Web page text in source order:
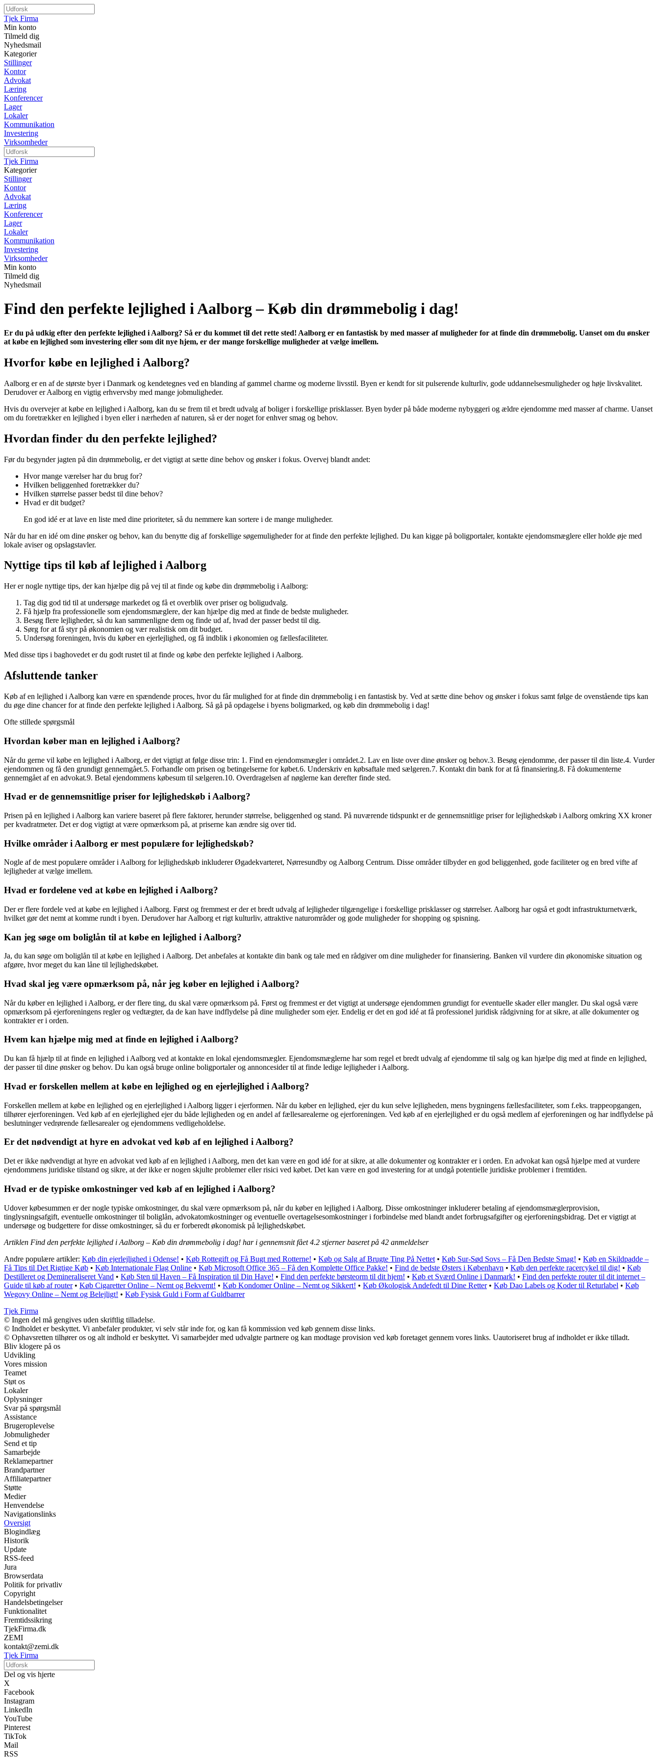
Tjek Firma
Min konto
Tilmeld dig
Nyhedsmail
Kategorier
Stillinger
Kontor
Advokat
Læring
Konferencer
Lager
Lokaler
Kommunikation
Investering
Virksomheder
Tjek Firma
Kategorier
Stillinger
Kontor
Advokat
Læring
Konferencer
Lager
Lokaler
Kommunikation
Investering
Virksomheder
Min konto
Tilmeld dig
Nyhedsmail
Find den perfekte lejlighed i Aalborg – Køb din drømmebolig i dag!
Er du på udkig efter den perfekte lejlighed i Aalborg? Så er du kommet til det rette sted! Aalborg er en fantastisk by med masser af muligheder for at finde din drømmebolig. Uanset om du ønsker
at købe en lejlighed som investering eller som dit nye hjem, er der mange forskellige muligheder at vælge imellem.
Hvorfor købe en lejlighed i Aalborg?
Aalborg er en af de største byer i Danmark og kendetegnes ved en blanding af gammel charme og moderne livsstil. Byen er kendt for sit pulserende kulturliv, gode uddannelsesmuligheder og høje livskvalitet.
Derudover er Aalborg en vigtig erhvervsby med mange jobmuligheder.
Hvis du overvejer at købe en lejlighed i Aalborg, kan du se frem til et bredt udvalg af boliger i forskellige prisklasser. Byen byder på både moderne nybyggeri og ældre ejendomme med masser af charme. Uanset
om du foretrækker en lejlighed i byen eller i nærheden af naturen, så er der noget for enhver smag og behov.
Hvordan finder du den perfekte lejlighed?
Før du begynder jagten på din drømmebolig, er det vigtigt at sætte dine behov og ønsker i fokus. Overvej blandt andet:
Hvor mange værelser har du brug for?
Hvilken beliggenhed foretrækker du?
Hvilken størrelse passer bedst til dine behov?
Hvad er dit budget?
En god idé er at lave en liste med dine prioriteter, så du nemmere kan sortere i de mange muligheder.
Når du har en idé om dine ønsker og behov, kan du benytte dig af forskellige søgemuligheder for at finde den perfekte lejlighed. Du kan kigge på boligportaler, kontakte ejendomsmæglere eller holde øje med
lokale aviser og opslagstavler.
Nyttige tips til køb af lejlighed i Aalborg
Her er nogle nyttige tips, der kan hjælpe dig på vej til at finde og købe din drømmebolig i Aalborg:
Tag dig god tid til at undersøge markedet og få et overblik over priser og boligudvalg.
Få hjælp fra professionelle som ejendomsmæglere, der kan hjælpe dig med at finde de bedste muligheder.
Besøg flere lejligheder, så du kan sammenligne dem og finde ud af, hvad der passer bedst til dig.
Sørg for at få styr på økonomien og vær realistisk om dit budget.
Undersøg foreningen, hvis du køber en ejerlejlighed, og få indblik i økonomien og fællesfaciliteter.
Med disse tips i baghovedet er du godt rustet til at finde og købe den perfekte lejlighed i Aalborg.
Afsluttende tanker
Køb af en lejlighed i Aalborg kan være en spændende proces, hvor du får mulighed for at finde din drømmebolig i en fantastisk by. Ved at sætte dine behov og ønsker i fokus samt følge de ovenstående tips kan
du øge dine chancer for at finde den perfekte lejlighed i Aalborg. Så gå på opdagelse i byens boligmarked, og køb din drømmebolig i dag!
Ofte stillede spørgsmål
Hvordan køber man en lejlighed i Aalborg?
Når du gerne vil købe en lejlighed i Aalborg, er det vigtigt at følge disse trin: 1. Find en ejendomsmægler i området.2. Lav en liste over dine ønsker og behov.3. Besøg ejendomme, der passer til din liste.4. Vurder
ejendommen og få den grundigt gennemgået.5. Forhandle om prisen og betingelserne for købet.6. Underskriv en købsaftale med sælgeren.7. Kontakt din bank for at få finansiering.8. Få dokumenterne
gennemgået af en advokat.9. Betal ejendommens købesum til sælgeren.10. Overdragelsen af nøglerne kan derefter finde sted.
Hvad er de gennemsnitlige priser for lejlighedskøb i Aalborg?
Prisen på en lejlighed i Aalborg kan variere baseret på flere faktorer, herunder størrelse, beliggenhed og stand. På nuværende tidspunkt er de gennemsnitlige priser for lejlighedskøb i Aalborg omkring XX kroner
per kvadratmeter. Det er dog vigtigt at være opmærksom på, at priserne kan ændre sig over tid.
Hvilke områder i Aalborg er mest populære for lejlighedskøb?
Nogle af de mest populære områder i Aalborg for lejlighedskøb inkluderer Øgadekvarteret, Nørresundby og Aalborg Centrum. Disse områder tilbyder en god beliggenhed, gode faciliteter og en bred vifte af
lejligheder at vælge imellem.
Hvad er fordelene ved at købe en lejlighed i Aalborg?
Der er flere fordele ved at købe en lejlighed i Aalborg. Først og fremmest er der et bredt udvalg af lejligheder tilgængelige i forskellige prisklasser og størrelser. Aalborg har også et godt infrastrukturnetværk,
hvilket gør det nemt at komme rundt i byen. Derudover har Aalborg et rigt kulturliv, attraktive naturområder og gode muligheder for shopping og spisning.
Kan jeg søge om boliglån til at købe en lejlighed i Aalborg?
Ja, du kan søge om boliglån til at købe en lejlighed i Aalborg. Det anbefales at kontakte din bank og tale med en rådgiver om dine muligheder for finansiering. Banken vil vurdere din økonomiske situation og
afgøre, hvor meget du kan låne til lejlighedskøbet.
Hvad skal jeg være opmærksom på, når jeg køber en lejlighed i Aalborg?
Når du køber en lejlighed i Aalborg, er der flere ting, du skal være opmærksom på. Først og fremmest er det vigtigt at undersøge ejendommen grundigt for eventuelle skader eller mangler. Du skal også være
opmærksom på ejerforeningens regler og vedtægter, da de kan have indflydelse på dine muligheder som ejer. Endelig er det en god idé at få professionel juridisk rådgivning for at sikre, at alle dokumenter og
kontrakter er i orden.
Hvem kan hjælpe mig med at finde en lejlighed i Aalborg?
Du kan få hjælp til at finde en lejlighed i Aalborg ved at kontakte en lokal ejendomsmægler. Ejendomsmæglerne har som regel et bredt udvalg af ejendomme til salg og kan hjælpe dig med at finde en lejlighed,
der passer til dine ønsker og behov. Du kan også bruge online boligportaler og annoncesider til at finde ledige lejligheder i Aalborg.
Hvad er forskellen mellem at købe en lejlighed og en ejerlejlighed i Aalborg?
Forskellen mellem at købe en lejlighed og en ejerlejlighed i Aalborg ligger i ejerformen. Når du køber en lejlighed, ejer du kun selve lejligheden, mens bygningens fællesfaciliteter, som f.eks. trappeopgangen,
tilhører ejerforeningen. Ved køb af en ejerlejlighed ejer du både lejligheden og en andel af fællesarealerne og ejerforeningen. Ved køb af en ejerlejlighed er du også medlem af ejerforeningen og har indflydelse på
beslutninger vedrørende fællesarealer og ejendommens vedligeholdelse.
Er det nødvendigt at hyre en advokat ved køb af en lejlighed i Aalborg?
Det er ikke nødvendigt at hyre en advokat ved køb af en lejlighed i Aalborg, men det kan være en god idé for at sikre, at alle dokumenter og kontrakter er i orden. En advokat kan også hjælpe med at vurdere
ejendommens juridiske tilstand og sikre, at der ikke er nogen skjulte problemer eller risici ved købet. Det kan være en god investering for at undgå potentielle juridiske problemer i fremtiden.
Hvad er de typiske omkostninger ved køb af en lejlighed i Aalborg?
Udover købesummen er der nogle typiske omkostninger, du skal være opmærksom på, når du køber en lejlighed i Aalborg. Disse omkostninger inkluderer betaling af ejendomsmæglerprovision,
tinglysningsafgift, eventuelle omkostninger til boliglån, advokatomkostninger og eventuelle overtagelsesomkostninger i forbindelse med blandt andet forbrugsafgifter og ejerforeningsbidrag. Det er vigtigt at
undersøge og budgettere for disse omkostninger, så du er forberedt økonomisk på lejlighedskøbet.
Artiklen Find den perfekte lejlighed i Aalborg – Køb din drømmebolig i dag! har i gennemsnit fået4.2 stjerner baseret på 42 anmeldelser
Andre populære artikler: Køb din ejerlejlighed i Odense! • Køb Rottegift og Få Bugt med Rotterne! • Køb og Salg af Brugte Ting På Nettet • Køb Sur-Sød Sovs – Få Den Bedste Smag! • Køb en Skildpadde –
Få Tips til Det Rigtige Køb • Køb Internationale Flag Online • Køb Microsoft Office 365 – Få den Komplette Office Pakke! • Find de bedste Østers i København • Køb den perfekte racercykel til dig! • Køb
Destilleret og Demineraliseret Vand • Køb Sten til Haven – Få Inspiration til Din Have! • Find den perfekte børsteorm til dit hjem! • Køb et Sværd Online i Danmark! • Find den perfekte router til dit internet –
Guide til køb af router• Køb Cigaretter Online – Nemt og Bekvemt! • Køb Kondomer Online – Nemt og Sikkert! • Køb Økologisk Andefedt til Dine Retter• Køb Dao Labels og Koder til Returlabel • Køb
Wegovy Online – Nemt og Belejligt! • Køb Fysisk Guld i Form af Guldbarrer
Tjek Firma
© Ingen del må gengives uden skriftlig tilladelse.
© Indholdet er beskyttet. Vi anbefaler produkter, vi selv står inde for, og kan få kommission ved køb gennem disse links.
© Ophavsretten tilhører os og alt indhold er beskyttet. Vi samarbejder med udvalgte partnere og kan modtage provision ved køb foretaget gennem vores links. Uautoriseret brug af indholdet er ikke tilladt.
Bliv klogere på os
Udvikling
Vores mission
Teamet
Støt os
Lokaler
Oplysninger
Svar på spørgsmål
Assistance
Brugeroplevelse
Jobmuligheder
Send et tip
Samarbejde
Reklamepartner
Brandpartner
Affiliatepartner
Støtte
Medier
Henvendelse
Navigationslinks
Oversigt
Blogindlæg
Historik
Update
RSS-feed
Jura
Browserdata
Politik for privatliv
Copyright
Handelsbetingelser
Funktionalitet
Fremtidssikring
TjekFirma.dk
ZEMI
kontakt@zemi.dk
Tjek Firma
Del og vis hjerte
X
Facebook
Instagram
LinkedIn
YouTube
Pinterest
TikTok
Mail
RSS